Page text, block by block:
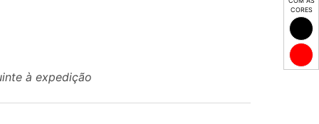
CORES
à expedição